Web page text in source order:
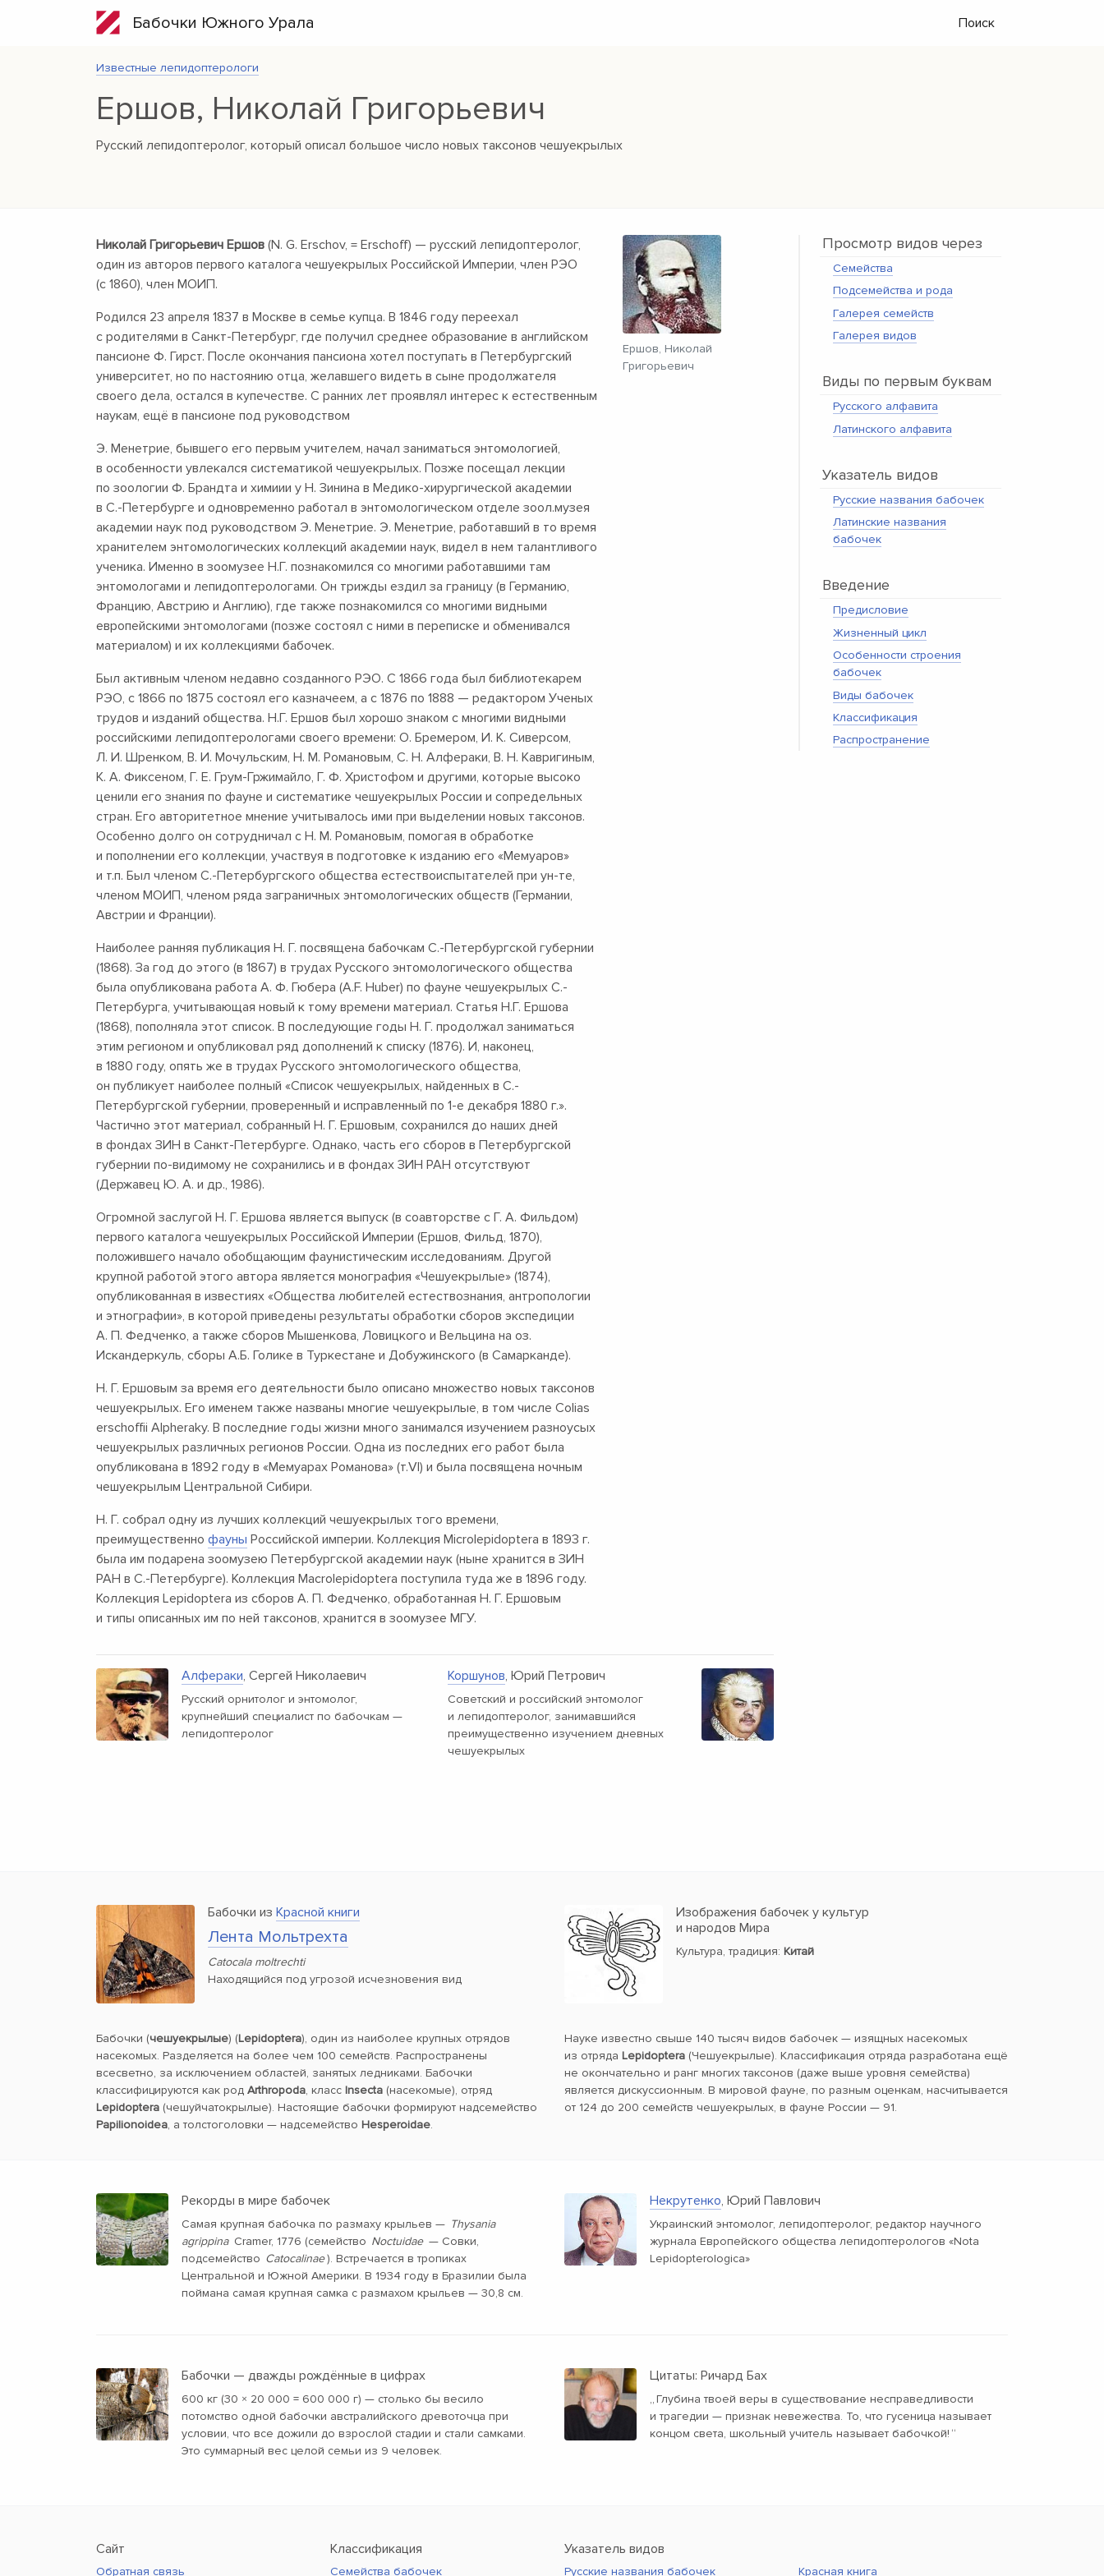
Бабочки Южного Урала Поиск
Известные лепидоптерологи
Ершов, Николай Григорьевич
Русский лепидоптеролог, который описал большое число новых таксонов чешуекрылых
Николай Григорьевич Ершов (N. G. Erschov, = Erschoff) — русский лепидоптеролог,
один из авторов первого каталога чешуекрылых Российской Империи, член РЭО
(с 1860), член МОИП.
Родился 23 апреля 1837 в Москве в семье купца. В 1846 году переехал
с родителями в Санкт-Петербург, где получил среднее образование в английском
пансионе Ф. Гирст. После окончания пансиона хотел поступать в Петербургский
университет, но по настоянию отца, желавшего видеть в сыне продолжателя
своего дела, остался в купечестве. С ранних лет проявлял интерес к естественным
наукам, ещё в пансионе под руководством
Э. Менетрие, бывшего его первым учителем, начал заниматься энтомологией,
в особенности увлекался систематикой чешуекрылых. Позже посещал лекции
по зоологии Ф. Брандта и химиии у Н. Зинина в Медико-хирургической академии
в С.-Петербурге и одновременно работал в энтомологическом отделе зоол.музея
академии наук под руководством Э. Менетрие. Э. Менетрие, работавший в то время
хранителем энтомологических коллекций академии наук, видел в нем талантливого
ученика. Именно в зоомузее Н.Г. познакомился со многими работавшими там
энтомологами и лепидоптерологами. Он трижды ездил за границу (в Германию,
Францию, Австрию и Англию), где также познакомился со многими видными
европейскими энтомологами (позже состоял с ними в переписке и обменивался
материалом) и их коллекциями бабочек.
Был активным членом недавно созданного РЭО. С 1866 года был библиотекарем
РЭО, с 1866 по 1875 состоял его казначеем, а с 1876 по 1888 — редактором Ученых
трудов и изданий общества. Н.Г. Ершов был хорошо знаком с многими видными
российскими лепидоптерологами своего времени: О. Бремером, И. К. Сиверсом,
Л. И. Шренком, В. И. Мочульским, Н. М. Романовым, С. Н. Алфераки, В. Н. Кавригиным,
К. А. Фиксеном, Г. Е. Грум-Гржимайло, Г. Ф. Христофом и другими, которые высоко
ценили его знания по фауне и систематике чешуекрылых России и сопредельных
стран. Его авторитетное мнение учитывалось ими при выделении новых таксонов.
Особенно долго он сотрудничал с Н. М. Романовым, помогая в обработке
и пополнении его коллекции, участвуя в подготовке к изданию его «Мемуаров»
и т.п. Был членом С.-Петербургского общества естествоиспытателей при ун-те,
членом МОИП, членом ряда заграничных энтомологических обществ (Германии,
Австрии и Франции).
Наиболее ранняя публикация Н. Г. посвящена бабочкам С.-Петербургской губернии
(1868). За год до этого (в 1867) в трудах Русского энтомологического общества
была опубликована работа А. Ф. Гюбера (A.F. Huber) по фауне чешуекрылых С.-
Петербурга, учитывающая новый к тому времени материал. Статья Н.Г. Ершова
(1868), пополняла этот список. В последующие годы Н. Г. продолжал заниматься
этим регионом и опубликовал ряд дополнений к списку (1876). И, наконец,
в 1880 году, опять же в трудах Русского энтомологического общества,
он публикует наиболее полный «Список чешуекрылых, найденных в С.-
Петербургской губернии, проверенный и исправленный по 1-е декабря 1880 г.».
Частично этот материал, собранный Н. Г. Ершовым, сохранился до наших дней
в фондах ЗИН в Санкт-Петербурге. Однако, часть его сборов в Петербургской
губернии по-видимому не сохранились и в фондах ЗИН РАН отсутствуют
(Державец Ю. А. и др., 1986).
Огромной заслугой Н. Г. Ершова является выпуск (в соавторстве с Г. А. Фильдом)
первого каталога чешуекрылых Российской Империи (Ершов, Фильд, 1870),
положившего начало обобщающим фаунистическим исследованиям. Другой
крупной работой этого автора является монография «Чешуекрылые» (1874),
опубликованная в известиях «Общества любителей естествознания, антропологии
и этнографии», в которой приведены результаты обработки сборов экспедиции
А. П. Федченко, а также сборов Мышенкова, Ловицкого и Вельцина на оз.
Искандеркуль, сборы А.Б. Голике в Туркестане и Добужинского (в Самарканде).
Н. Г. Ершовым за время его деятельности было описано множество новых таксонов
чешуекрылых. Его именем также названы многие чешуекрылые, в том числе Colias
erschoffii Alpheraky. В последние годы жизни много занимался изучением разноусых
чешуекрылых различных регионов России. Одна из последних его работ была
опубликована в 1892 году в «Мемуарах Романова» (т.VI) и была посвящена ночным
чешуекрылым Центральной Сибири.
Н. Г. собрал одну из лучших коллекций чешуекрылых того времени,
преимущественно фауны Российской империи. Коллекция Microlepidoptera в 1893 г.
была им подарена зоомузею Петербургской академии наук (ныне хранится в ЗИН
РАН в С.-Петербурге). Коллекция Macrolepidoptera поступила туда же в 1896 году.
Коллекция Lepidoptera из сборов А. П. Федченко, обработанная Н. Г. Ершовым
и типы описанных им по ней таксонов, хранится в зоомузее МГУ.
Ершов, Николай
Григорьевич
Алфераки, Сергей Николаевич
Русский орнитолог и энтомолог,
крупнейший специалист по бабочкам —
лепидоптеролог
Коршунов, Юрий Петрович
Советский и российский энтомолог
и лепидоптеролог, занимавшийся
преимущественно изучением дневных
чешуекрылых
Просмотр видов через
Семейства
Подсемейства и рода
Галерея семейств
Галерея видов
Виды по первым буквам
Русского алфавита
Латинского алфавита
Указатель видов
Русские названия бабочек
Латинские названия
бабочек
Введение
Предисловие
Жизненный цикл
Особенности строения
бабочек
Виды бабочек
Классификация
Распространение
Бабочки из Красной книги
Лента Мольтрехта
Catocala moltrechti
Находящийся под угрозой исчезновения вид
Изображения бабочек у культур
и народов Мира
Культура, традиция: Китай
Бабочки (чешуекрылые) (Lepidoptera), один из наиболее крупных отрядов
насекомых. Разделяется на более чем 100 семейств. Распространены
всесветно, за исключением областей, занятых ледниками. Бабочки
классифицируются как род Arthropoda, класс Insecta (насекомые), отряд
Lepidoptera (чешуйчатокрылые). Настоящие бабочки формируют надсемейство
Papilionoidea, а толстоголовки — надсемейство Hesperoidae.
Науке известно свыше 140 тысяч видов бабочек — изящных насекомых
из отряда Lepidoptera (Чешуекрылые). Классификация отряда разработана ещё
не окончательно и ранг многих таксонов (даже выше уровня семейства)
является дискуссионным. В мировой фауне, по разным оценкам, насчитывается
от 124 до 200 семейств чешуекрылых, в фауне России — 91.
Рекорды в мире бабочек
Самая крупная бабочка по размаху крыльев — Thysania
agrippina Cramer, 1776 (семейство Noctuidae — Совки,
подсемейство Catocalinae ). Встречается в тропиках
Центральной и Южной Америки. В 1934 году в Бразилии была
поймана самая крупная самка с размахом крыльев — 30,8 см.
Некрутенко, Юрий Павлович
Украинский энтомолог, лепидоптеролог, редактор научного
журнала Европейского общества лепидоптерологов «Nota
Lepidopterologica»
Бабочки — дважды рождённые в цифрах
600 кг (30 × 20 000 = 600 000 г) — столько бы весило
потомство одной бабочки австралийского древоточца при
условии, что все дожили до взрослой стадии и стали самками.
Это суммарный вес целой семьи из 9 человек.
Цитаты: Ричард Бах
„Глубина твоей веры в существование несправедливости
и трагедии — признак невежества. То, что гусеница называет
концом света, школьный учитель называет бабочкой! “
Сайт
Обратная связь
Классификация
Семейства бабочек
Указатель видов
Русские названия бабочек Красная книга